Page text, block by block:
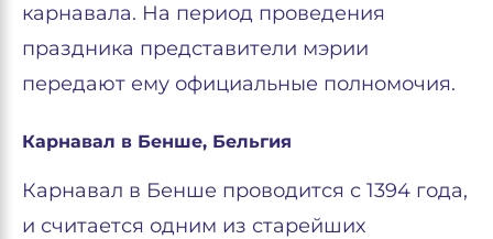
карнавала. На период проведения
праздника представители мэрии
передают ему официальные полномочия.
Карнавал в Бенше, Бельгия
Карнавал в Бенше проводится с 1394 года,
и считается одним из старейших